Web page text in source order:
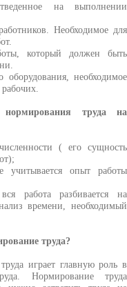
на выполнении
Необходимое для
который должен быть
необходимое
труда на
( его сущность
опыт работы
работа разбивается на
времени, необходимый
труда?
играет главную роль в
Нормирование труда